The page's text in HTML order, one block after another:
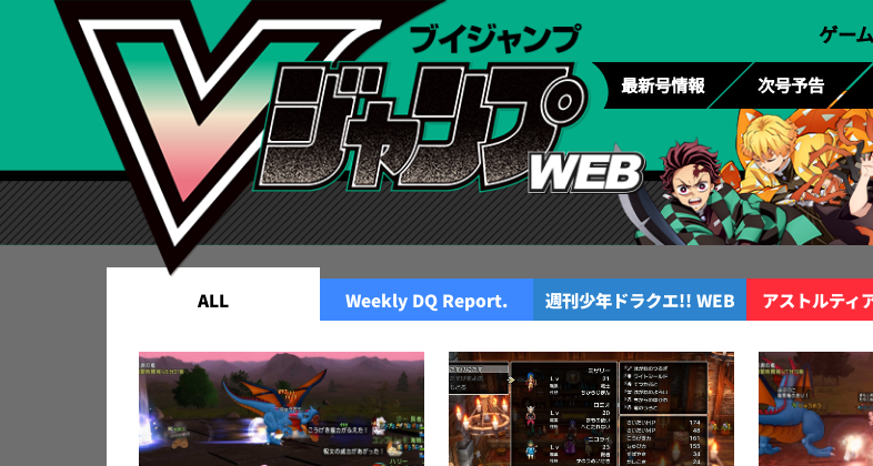
ゲー
最新号情報 次号予告
ALL Weekly DQ Report. 週刊少年ドラクエ!! WEB アストルティ